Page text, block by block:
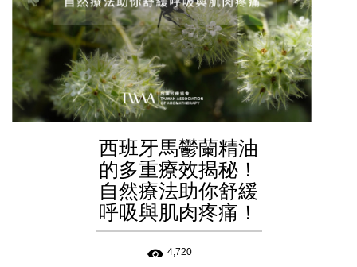
西班牙馬鬱蘭精油
的多重療效揭秘！
自然療法助你舒緩
呼吸與肌肉疼痛！
4,720